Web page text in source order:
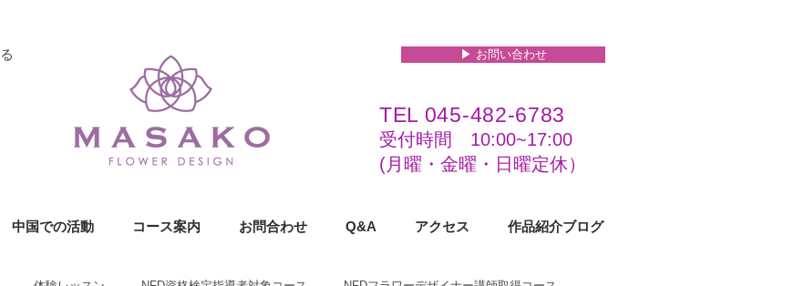
▶︎ お問い合わせ
TEL 045-482-6783
受付時間 10:00~17:00​​​
(​月曜・金曜・日曜定休）
中国での活動 コース案内 お問合わせ Q&A アクセス 作品紹介ブログ